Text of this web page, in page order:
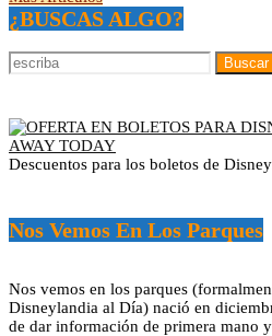
¿BUSCAS ALGO?
Descuentos para los boletos de
Nos Vemos En Los Parques
Nos vemos en los parques
Disneylandia al Día) nació en
de dar información de primera mano